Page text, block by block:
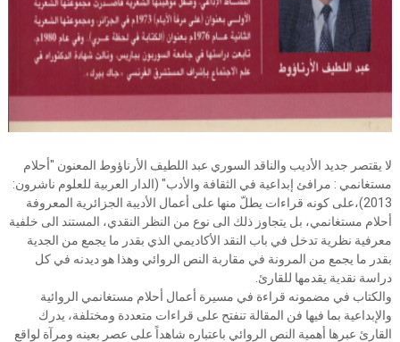
لا يقتصر جديد الأديب والناقد السوري عبد اللطيف الأرناؤوط المعنون "أحلام
مستغانمي : مرافئ إبداعية في الثقافة والأدب" (الدار العربية للعلوم ناشرون:
2013)،على كونه قراءات يطلّ منها على أعمال الأديبة الجزائرية المعروفة
أحلام مستغانمي، بل يتجاوز ذلك الى نوع من النظر النقدي، المستند الى خلفية
معرفية نظرية تدخل في باب النقد الأكاديمي الذي بقدر ما يجمع من الجدية
بقدر ما يجمع من المرونة في مقاربة النص الروائي وهذا هو ديدنه في كل
دراسة نقدية يقدمها للقارئ.
والكتاب في مضمونه قراءة في مسيرة أعمال أحلام مستغانمي الروائية
والإبداعية بما فيها فن المقالة تنفتح على قراءات متعددة ومختلفة، يدرك
القارئ عبرها أهمية النص الروائي باعتباره شاهداً على عصر بعينه ومرآة لواقع